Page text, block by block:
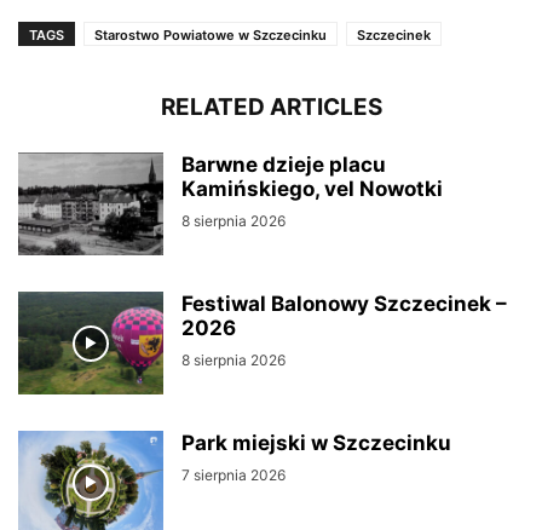
TAGS Starostwo Powiatowe w Szczecinku Szczecinek
RELATED ARTICLES
Barwne dzieje placu
Kamińskiego, vel Nowotki
8 sierpnia 2026
Festiwal Balonowy Szczecinek –
2026
8 sierpnia 2026
Park miejski w Szczecinku
7 sierpnia 2026